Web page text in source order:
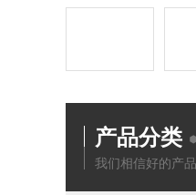
产品分类
我们相信好的产